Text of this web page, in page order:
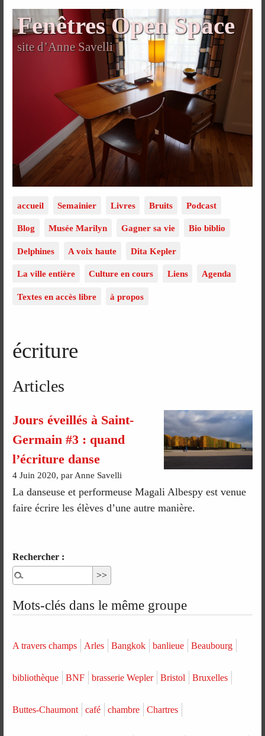
Fenêtres Open Space
site d’Anne Savelli
accueil Semainier Livres Bruits Podcast
Blog Musée Marilyn Gagner sa vie Bio biblio
Delphines A voix haute Dita Kepler
La ville entière Culture en cours Liens Agenda
Textes en accès libre à propos
écriture
Articles
Jours éveillés à Saint-
Germain #3 : quand
l’écriture danse
4 Juin 2020, par Anne Savelli
La danseuse et performeuse Magali Albespy est venue
faire écrire les élèves d’une autre manière.
Rechercher :
Mots-clés dans le même groupe
A travers champs Arles Bangkok banlieue Beaubourg
bibliothèque BNF brasserie Wepler Bristol Bruxelles
Buttes-Chaumont café chambre Chartres